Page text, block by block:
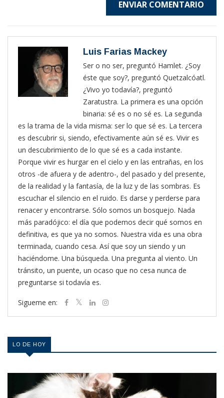
ENVIAR COMENTARIO
Luis Farias Mackey
Ser o no ser, preguntó Hamlet. ¿Soy
éste que soy?, preguntó Quetzalcóatl.
¿Vivo yo todavía?, preguntó
Zaratustra. La primera es una opción
binaria: sé es o no sé es. La segunda
es la trama de la vida misma: ser lo que sé es. La tercera
es descubrir si, siendo, efectivamente aún sé es. Vivir es
un descubrimiento de lo que sé es a cada instante.
Porque vivir es hurgar en el cielo y en las entrañas, en los
otros -de afuera y de adentro-, del pasado y del presente,
de la realidad y la fantasía, de la luz y de las sombras. Es
escuchar el silencio en el ruido. Es darse y perderse para
renacer y encontrarse. Sólo somos un bosquejo. Nada
más paradójico: el día que podemos decir qué somos en
definitiva, es que ya no somos. Nuestra vida es una obra
terminada, cuando cesa. Así que soy un siendo y un
haciéndome. Una búsqueda. Una pregunta al viento. Un
tránsito, un puente, un ocaso que no cesa nunca de
preguntarse si todavía es.
Sigueme en:
LO DE HOY